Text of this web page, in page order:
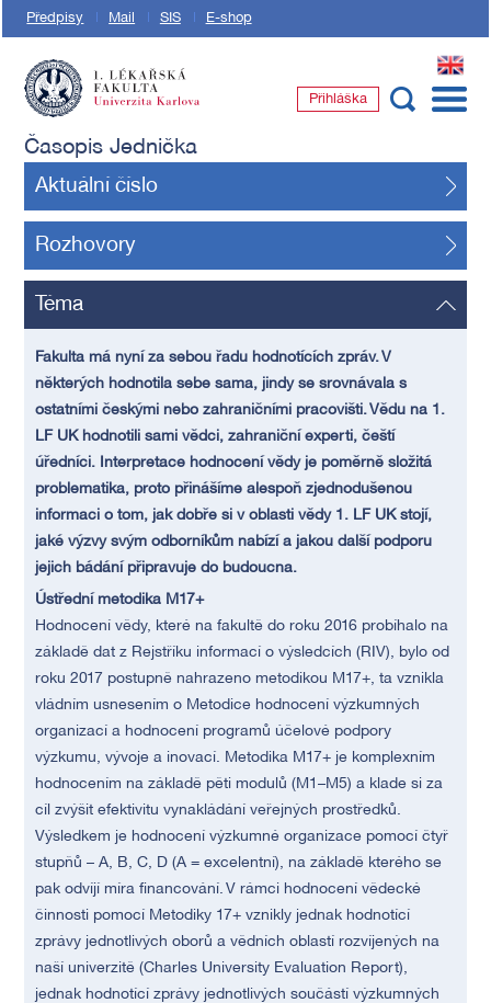
Předpisy Mail SIS E-shop
EN
Přihláška
Časopis Jednička
Aktuální číslo
Rozhovory
Téma
Fakulta má nyní za sebou řadu hodnotících zpráv. V
některých hodnotila sebe sama, jindy se srovnávala s
ostatními českými nebo zahraničními pracovišti. Vědu na 1.
LF UK hodnotili sami vědci, zahraniční experti, čeští
úředníci. Interpretace hodnocení vědy je poměrně složitá
problematika, proto přinášíme alespoň zjednodušenou
informaci o tom, jak dobře si v oblasti vědy 1. LF UK stojí,
jaké výzvy svým odborníkům nabízí a jakou další podporu
jejich bádání připravuje do budoucna.
Ústřední metodika M17+
Hodnocení vědy, které na fakultě do roku 2016 probíhalo na
základě dat z Rejstříku informací o výsledcích (RIV), bylo od
roku 2017 postupně nahrazeno metodikou M17+, ta vznikla
vládním usnesením o Metodice hodnocení výzkumných
organizací a hodnocení programů účelové podpory
výzkumu, vývoje a inovací. Metodika M17+ je komplexním
hodnocením na základě pěti modulů (M1–M5) a klade si za
cíl zvýšit efektivitu vynakládání veřejných prostředků.
Výsledkem je hodnocení výzkumné organizace pomocí čtyř
stupňů – A, B, C, D (A = excelentní), na základě kterého se
pak odvíjí míra financování. V rámci hodnocení vědecké
činnosti pomocí Metodiky 17+ vznikly jednak hodnotící
zprávy jednotlivých oborů a vědních oblastí rozvíjených na
naší univerzitě (Charles University Evaluation Report),
jednak hodnotící zprávy jednotlivých součástí výzkumných